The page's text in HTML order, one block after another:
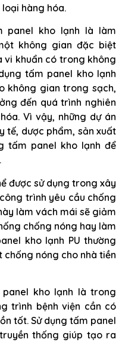
hàng hóa.
panel kho lạnh là làm
không gian đặc biệt
vi khuẩn có trong không
tấm panel kho lạnh
không gian trong sạch,
đến quá trình nghiên
Vì vậy, những dự án
tế, dược phẩm, sản xuất
tấm panel kho lạnh để
được sử dụng trong xây
trình yêu cầu chống
làm vách mái sẽ giảm
chống nóng hay làm
kho lạnh PU thường
chống nóng cho nhà tiền
kho lạnh là trong
trình bệnh viện cần có
tốt. Sử dụng tấm panel
thống giúp tạo ra